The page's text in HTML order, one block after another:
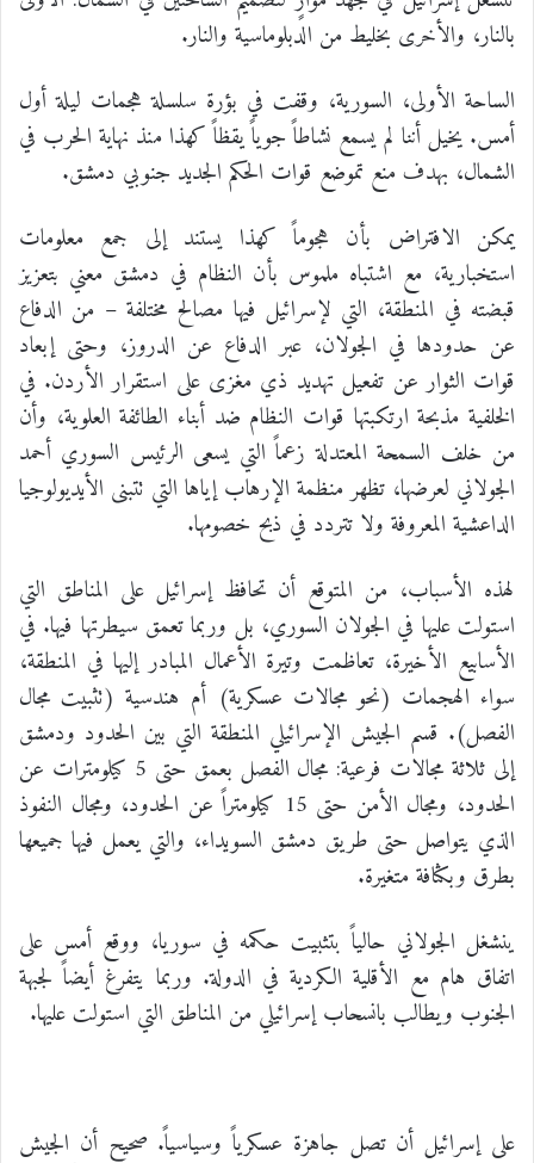
بالنار، والأخرى بخليط من الدبلوماسية والنار.
الساحة الأولى، السورية، وقفت في بؤرة سلسلة هجمات ليلة أول
أمس. يخيل أننا لم يسمع نشاطاً جوياً يقظاً كهذا منذ نهاية الحرب في
الشمال، بهدف منع تموضع قوات الحكم الجديد جنوبي دمشق.
يمكن الافتراض بأن هجوماً كهذا يستند إلى جمع معلومات
استخبارية، مع اشتباه ملموس بأن النظام في دمشق معني بتعزيز
قبضته في المنطقة، التي لإسرائيل فيها مصالح مختلفة – من الدفاع
عن حدودها في الجولان، عبر الدفاع عن الدروز، وحتى إبعاد
قوات الثوار عن تفعيل تهديد ذي مغزى على استقرار الأردن. في
الخلفية مذبحة ارتكبتها قوات النظام ضد أبناء الطائفة العلوية، وأن
من خلف السمحة المعتدلة زعماً التي يسعى الرئيس السوري أحمد
الجولاني لعرضها، تظهر منظمة الإرهاب إياها التي تتبنى الأيديولوجيا
الداعشية المعروفة ولا تتردد في ذبح خصومها.
لهذه الأسباب، من المتوقع أن تحافظ إسرائيل على المناطق التي
استولت عليها في الجولان السوري، بل وربما تعمق سيطرتها فيها. في
الأسابيع الأخيرة، تعاظمت وتيرة الأعمال المبادر إليها في المنطقة،
سواء الهجمات (نحو مجالات عسكرية) أم هندسية (تثبيت مجال
الفصل). قسم الجيش الإسرائيلي المنطقة التي بين الحدود ودمشق
إلى ثلاثة مجالات فرعية: مجال الفصل بعمق حتى 5 كيلومترات عن
الحدود، ومجال الأمن حتى 15 كيلومتراً عن الحدود، ومجال النفوذ
الذي يتواصل حتى طريق دمشق السويداء، والتي يعمل فيها جميعها
بطرق وبكثافة متغيرة.
ينشغل الجولاني حالياً بتثبيت حكمه في سوريا، ووقع أمس على
اتفاق هام مع الأقلية الكردية في الدولة. وربما يتفرغ أيضاً لجبهة
الجنوب ويطالب بانسحاب إسرائيلي من المناطق التي استولت عليها.
على إسرائيل أن تصل جاهزة عسكرياً وسياسياً. صحيح أن الجيش